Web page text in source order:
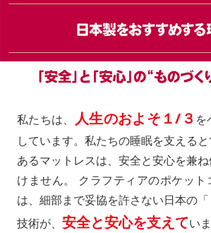
私たちは、 人生のおよそ１/３ を
しています。私たちの睡眠を支える
あるマットレスは、安全と安心を兼
けません。 クラフティアのポケット
は、細部まで妥協を許さない日本の
技術が、 安全と安心を支えてい